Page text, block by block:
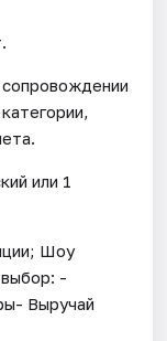
или 1
Шоу
-
Выручай